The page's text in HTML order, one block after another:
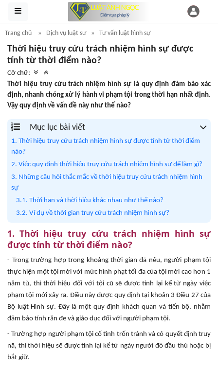
Trang chủ Dịch vụ luật sư Tư vấn luật hình sự
Thời hiệu truy cứu trách nhiệm hình sự được
tính từ thời điểm nào?
Cỡ chữ:
Thời hiệu truy cứu trách nhiệm hình sự là quy định đảm bảo xác
định, nhanh chóng xử lý hành vi phạm tội trong thời hạn nhất định.
Vậy quy định về vấn đề này như thế nào?
Mục lục bài viết
1. Thời hiệu truy cứu trách nhiệm hình sự được tính từ thời điểm
nào?
2. Việc quy định thời hiệu truy cứu trách nhiệm hình sự để làm gì?
3. Những câu hỏi thắc mắc về thời hiệu truy cứu trách nhiệm hình
sự
3.1. Thời hạn và thời hiệu khác nhau như thế nào?
3.2. Ví dụ về thời gian truy cứu trách nhiệm hình sự?
1. Thời hiệu truy cứu trách nhiệm hình sự
được tính từ thời điểm nào?
- Trong trường hợp trong khoảng thời gian đã nêu, người phạm tội
thực hiện một tội mới với mức hình phạt tối đa của tội mới cao hơn 1
năm tù, thì thời hiệu đối với tội cũ sẽ được tính lại kể từ ngày việc
phạm tội mới xảy ra. Điều này được quy định tại khoản 3 Điều 27 của
Bộ luật Hình sự. Đây là một quy định khách quan và tiến bộ, nhằm
đảm bảo tính răn đe và giáo dục đối với người phạm tội.
- Trường hợp người phạm tội cố tình trốn tránh và có quyết định truy
nã, thì thời hiệu sẽ được tính lại kể từ ngày người đó đầu thú hoặc bị
bắt giữ.